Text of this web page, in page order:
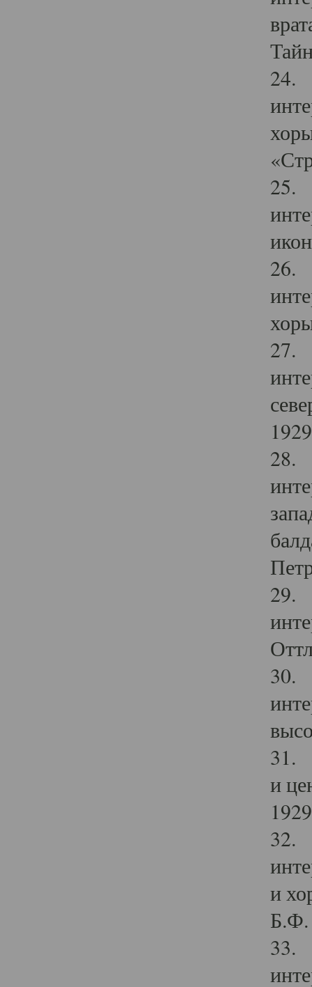
24.
25.
26.
27.
28.
29.
30.
31.
и
32.
и
Б.Ф.
33.